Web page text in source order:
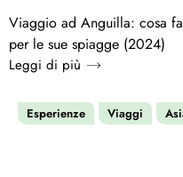
Viaggio ad Anguilla: cosa
per le sue spiagge (2024)
Leggi di più
Esperienze Viaggi